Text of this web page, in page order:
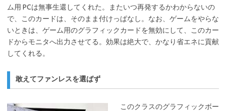
ム用 PCは無事生還してくれた。またいつ再発するかわからないの
で、このカードは、そのまま付けっぱなし。なお、ゲームをやらな
いときは、ゲーム用のグラフィックカードを無効にして、このカー
ドからモニタへ出力させてる。効果は絶大で、かなり省エネに貢献
してくれる。
敢えてファンレスを選ばず
このクラスのグラフィックボー